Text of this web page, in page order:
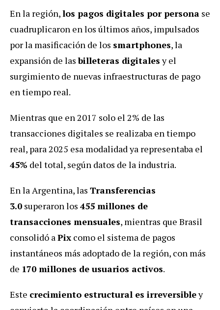
En la región,los pagos digitales por persona se
cuadruplicaron en los últimos años, impulsados
por la masificación de los smartphones, la
expansión de las billeteras digitales y el
surgimiento de nuevas infraestructuras de pago
en tiempo real.
Mientras que en 2017 solo el 2% de las
transacciones digitales se realizaba en tiempo
real, para 2025 esa modalidad ya representaba el
45% del total, según datos de la industria.
En la Argentina, las Transferencias
3.0 superaron los 455 millones de
transacciones mensuales, mientras que Brasil
consolidó aPix como el sistema de pagos
instantáneos más adoptado de la región, con más
de 170 millones de usuarios activos.
Este crecimiento estructural es irreversibley